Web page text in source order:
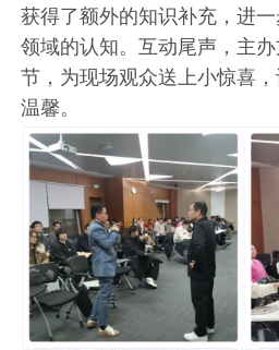
获得了额外的知识补充，进
领域的认知。互动尾声，主
节，为现场观众送上小惊喜
温馨。